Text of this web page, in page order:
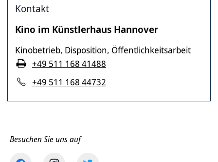
Kontakt
Kino im Künstlerhaus Hannover
Kinobetrieb, Disposition, Öffentlichkeitsarbeit
+49 511 168 44732
+49 511 168 41488
Besuchen Sie uns auf